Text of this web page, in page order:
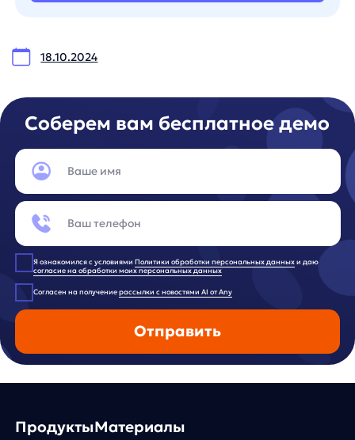
Продукты
anyQuery
anyRecs
anyReviews
anyImages
Материалы
Документация
по интеграции
об IT-деятельности
Контакты
any-hello@tbank.ru
support@diginetica.com
+7 (985) 674-48-98
Вакансии
Документы
Реквизиты
Лицензионный договор-оферта
Политика обработки персональных данных
Согласие на обработку персональных данных
Рекомендательные алгоритмы
Деятельность в области ИТ
Согласие на получение рекламных и информационных
ПО распространяется в виде интернет-сервиса, специальные